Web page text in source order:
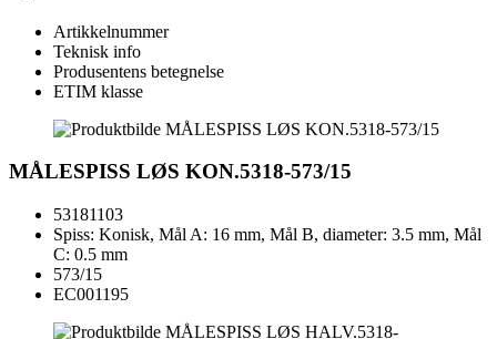
Artikkelnummer
Teknisk info
Produsentens betegnelse
ETIM klasse
MÅLESPISS LØS KON.5318-573/15
53181103
Spiss: Konisk, Mål A: 16 mm, Mål B, diameter: 3.5 mm, Mål
C: 0.5 mm
573/15
EC001195